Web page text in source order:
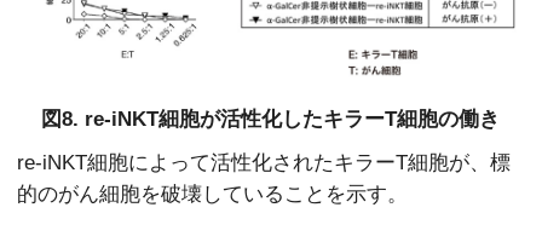
図8. re-iNKT細胞が活性化したキラーT細胞の働き
re-iNKT細胞によって活性化されたキラーT細胞が、標
的のがん細胞を破壊していることを示す。